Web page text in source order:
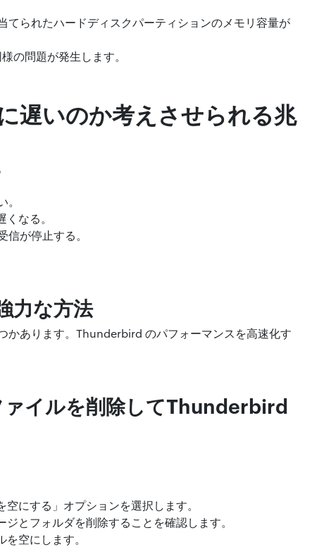
られたハードディスクパーティションのメモリ容量が
の問題が発生します。
遅いのか考えさせられる兆
なる。
が停止する。
力な方法
あります。Thunderbird のパフォーマンスを高速化す
ァイルを削除してThunderbird
にする」オプションを選択します。
とフォルダを削除することを確認します。
空にします。